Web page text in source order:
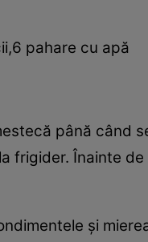
pahare cu apă
până când
frigider. Înainte
şi